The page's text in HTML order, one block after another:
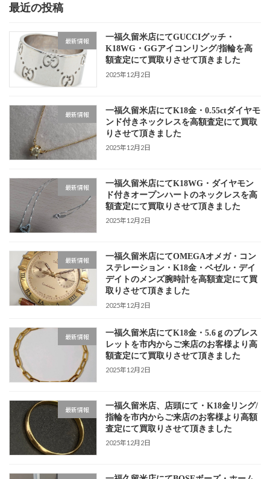
最近の投稿
最新情報
一福久留米店にてGUCCIグッチ・
K18WG・GGアイコンリング/指輪を高
額査定にて買取りさせて頂きました
2025年12月2日
最新情報
一福久留米店にてK18金・0.55ctダイヤモ
ンド付きネックレスを高額査定にて買取
りさせて頂きました
2025年12月2日
最新情報
一福久留米店にてK18WG・ダイヤモン
ド付きオープンハートのネックレスを高
額査定にて買取りさせて頂きました
2025年12月2日
最新情報
一福久留米店にてOMEGAオメガ・コン
ステレーション・K18金・ベゼル・デイ
デイトのメンズ腕時計を高額査定にて買
取りさせて頂きました
2025年12月2日
最新情報
一福久留米店にてK18金・5.6ｇのブレス
レットを市内からご来店のお客様より高
額査定にて買取りさせて頂きました
2025年12月2日
最新情報
一福久留米店、店頭にて・K18金リング/
指輪を市内からご来店のお客様より高額
査定にて買取りさせて頂きました
2025年12月2日